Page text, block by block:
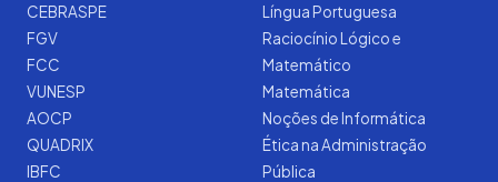
CEBRASPE
FGV
FCC
VUNESP
AOCP
QUADRIX
IBFC
Língua Portuguesa
Raciocínio Lógico e
Matemático
Matemática
Noções de Informática
Ética na Administração
Pública